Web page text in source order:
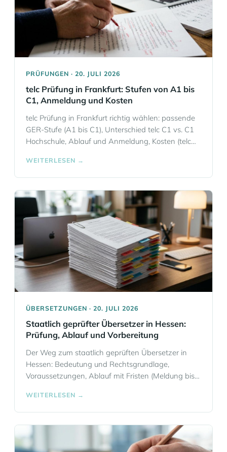
PRÜFUNGEN · 20. JULI 2026
telc Prüfung in Frankfurt: Stufen von A1 bis
C1, Anmeldung und Kosten
telc Prüfung in Frankfurt richtig wählen: passende
GER-Stufe (A1 bis C1), Unterschied telc C1 vs. C1
Hochschule, Ablauf und Anmeldung, Kosten (telc
Fehler.
WEITERLESEN →
ÜBERSETZUNGEN · 20. JULI 2026
Staatlich geprüfter Übersetzer in Hessen:
Prüfung, Ablauf und Vorbereitung
Der Weg zum staatlich geprüften Übersetzer in
Hessen: Bedeutung und Rechtsgrundlage,
Voraussetzungen, Ablauf mit Fristen (Meldung bis
berufsbegleitende Vorbereitung in drei Phasen.
WEITERLESEN →